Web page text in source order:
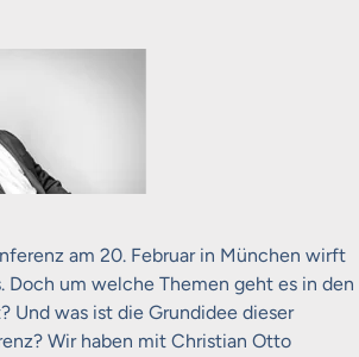
am 20. Februar in München wirft
Doch um welche Themen geht es in den
Und was ist die Grundidee dieser
Wir haben mit Christian Otto